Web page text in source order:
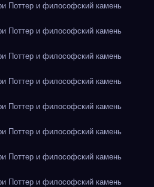
Поттер и философский камень
Поттер и философский камень
Поттер и философский камень
Поттер и философский камень
Поттер и философский камень
Поттер и философский камень
Поттер и философский камень
Поттер и философский камень